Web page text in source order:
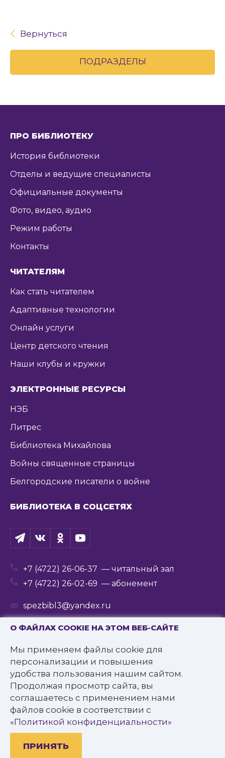
О ФАЙЛАХ COOKIE НА ЭТОМ ВЕБ-САЙТЕ
Мы применяем файлы cookie для
персонализации и повышения
удобства пользования нашим сайтом.
Продолжая просмотр сайта, вы
соглашаетесь с применением нами
файлов cookie в соответствии с
«Политикой конфиденциальности»
ПРИНЯТЬ
Вернуться
ПОДРАЗДЕЛЫ
ПРО БИБЛИОТЕКУ
История библиотеки
Отделы и ведущие специалисты
Официальные документы
Фото, видео, аудио
Режим работы
Контакты
ЧИТАТЕЛЯМ
Как стать читателем
Адаптивные технологии
Онлайн услуги
Центр детского чтения
Наши клубы и кружки
ЭЛЕКТРОННЫЕ РЕСУРСЫ
НЭБ
Литрес
Библиотека Михайлова
Войны священные страницы
Белгородские писатели о войне
БИБЛИОТЕКА В СОЦСЕТЯХ
+7 (4722) 26-06-37 — читальный зал
+7 (4722) 26-02-69 — абонемент
spezbibl3@yandex.ru
© 2016—2022 Государственное бюджетное
учреждение культуры
«Белгородская государственная специальная
библиотека для слепых им. В.Я. Ерошенко».
Все права защищены.
Политика конфиденциальности
Разработано: